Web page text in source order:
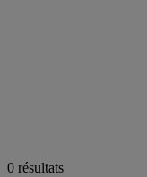
0 résultats